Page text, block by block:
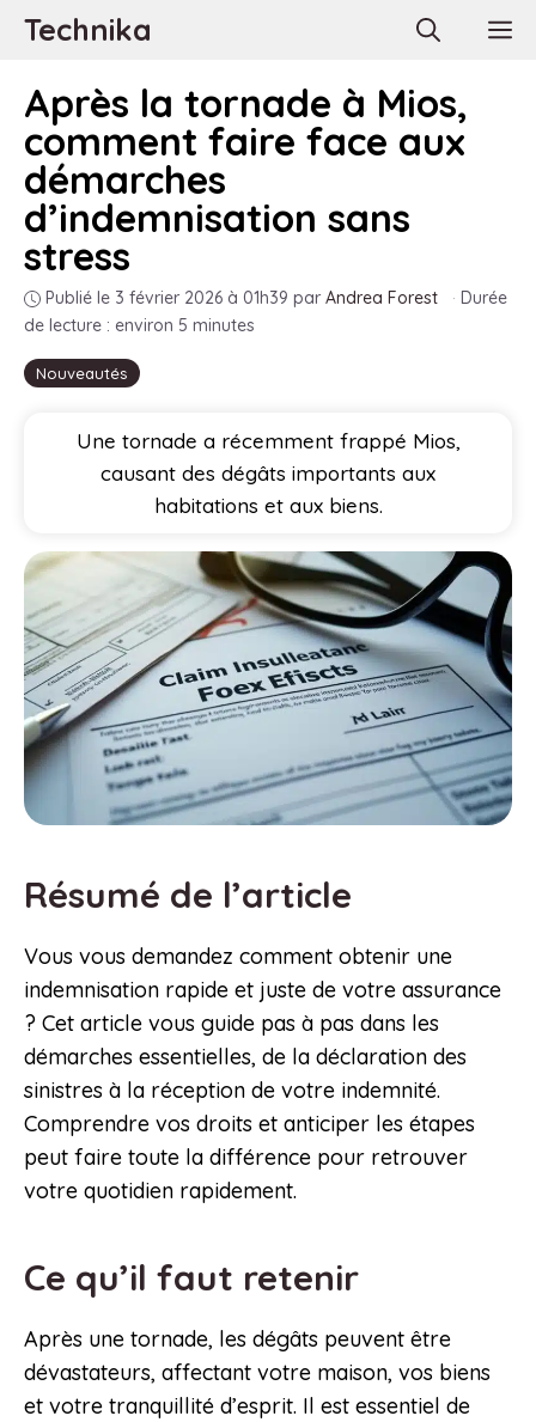
AllerTechnika
Nouveautés
Après la tornade à Mios,
comment faire face aux
démarches
d’indemnisation sans
stress
Publié le 3 février 2026 à 01h39 par Andrea Forest · Durée
de lecture : environ 5 minutes
Une tornade a récemment frappé Mios,
causant des dégâts importants aux
habitations et aux biens.
Résumé de l’article
Vous vous demandez comment obtenir une
indemnisation rapide et juste de votre assurance
? Cet article vous guide pas à pas dans les
démarches essentielles, de la déclaration des
sinistres à la réception de votre indemnité.
Comprendre vos droits et anticiper les étapes
peut faire toute la différence pour retrouver
votre quotidien rapidement.
Ce qu’il faut retenir
Après une tornade, les dégâts peuvent être
dévastateurs, affectant votre maison, vos biens
et votre tranquillité d’esprit. Il est essentiel de